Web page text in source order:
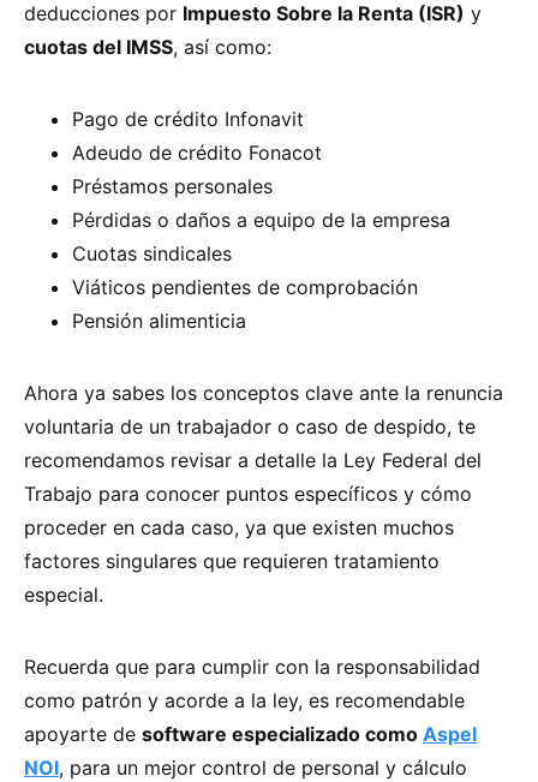
deducciones por Impuesto Sobre la Renta (ISR) y
cuotas del IMSS, así como:
Pago de crédito Infonavit
Adeudo de crédito Fonacot
Préstamos personales
Pérdidas o daños a equipo de la empresa
Cuotas sindicales
Viáticos pendientes de comprobación
Pensión alimenticia
Ahora ya sabes los conceptos clave ante la renuncia
voluntaria de un trabajador o caso de despido, te
recomendamos revisar a detalle la Ley Federal del
Trabajo para conocer puntos específicos y cómo
proceder en cada caso, ya que existen muchos
factores singulares que requieren tratamiento
especial.
Recuerda que para cumplir con la responsabilidad
como patrón y acorde a la ley, es recomendable
apoyarte de software especializado como Aspel
NOI, para un mejor control de personal y cálculo